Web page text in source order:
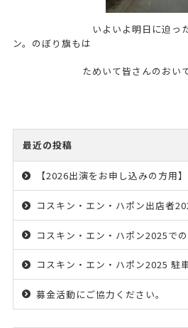
いよいよ明日に迫ったコス
ン。のぼり旗もは
ためいて皆さんのおいでを
最近の投稿
【2026出演をお申し込みの方用
コスキン・エン・ハポン出店者
コスキン・エン・ハポン2025で
コスキン・エン・ハポン2025 駐
募金活動にご協力ください。